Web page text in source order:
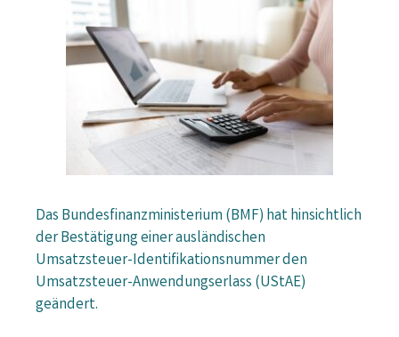
Das Bundesfinanzministerium (BMF) hat hinsichtlich
der Bestätigung einer ausländischen
Umsatzsteuer-Identifikationsnummer den
Umsatzsteuer-Anwendungserlass (UStAE)
geändert.